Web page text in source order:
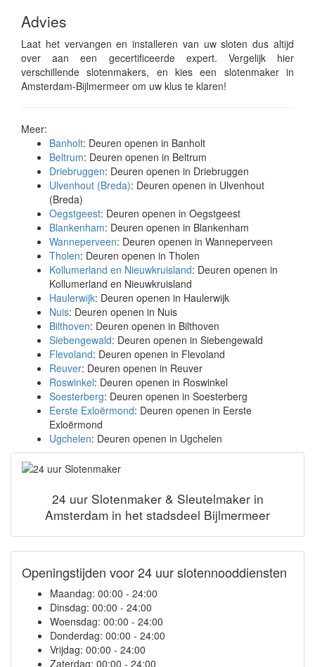
Advies
Laat het vervangen en installeren van uw sloten dus altijd
over aan een gecertificeerde expert. Vergelijk hier
verschillende slotenmakers, en kies een slotenmaker in
Amsterdam-Bijlmermeer om uw klus te klaren!
Meer:
Banholt: Deuren openen in Banholt
Beltrum: Deuren openen in Beltrum
Driebruggen: Deuren openen in Driebruggen
Ulvenhout (Breda): Deuren openen in Ulvenhout
(Breda)
Oegstgeest: Deuren openen in Oegstgeest
Blankenham: Deuren openen in Blankenham
Wanneperveen: Deuren openen in Wanneperveen
Tholen: Deuren openen in Tholen
Kollumerland en Nieuwkruisland: Deuren openen in
Kollumerland en Nieuwkruisland
Haulerwijk: Deuren openen in Haulerwijk
Nuis: Deuren openen in Nuis
Bilthoven: Deuren openen in Bilthoven
Siebengewald: Deuren openen in Siebengewald
Flevoland: Deuren openen in Flevoland
Reuver: Deuren openen in Reuver
Roswinkel: Deuren openen in Roswinkel
Soesterberg: Deuren openen in Soesterberg
Eerste Exloërmond: Deuren openen in Eerste
Exloërmond
Ugchelen: Deuren openen in Ugchelen
24 uur Slotenmaker & Sleutelmaker in
Amsterdam in het stadsdeel Bijlmermeer
Openingstijden voor 24 uur slotennooddiensten
Maandag: 00:00 - 24:00
Dinsdag: 00:00 - 24:00
Woensdag: 00:00 - 24:00
Donderdag: 00:00 - 24:00
Vrijdag: 00:00 - 24:00
Zaterdag: 00:00 - 24:00